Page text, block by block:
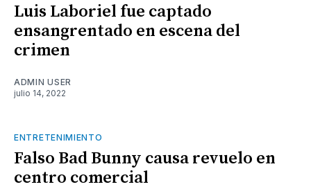
Luis Laboriel fue captado
ensangrentado en escena del
crimen
ADMIN USER
julio 14, 2022
ENTRETENIMIENTO
Falso Bad Bunny causa revuelo en
centro comercial